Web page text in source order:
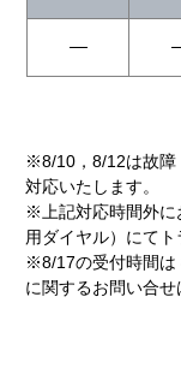
―
※8/10，8/12は故障
対応いたします。
※上記対応時間外に
用ダイヤル）にてト
※8/17の受付時間は
に関するお問い合せ